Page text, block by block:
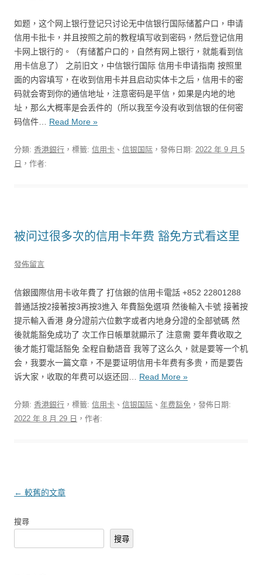
如题，这个网上银行登记只讨论无中信银行国际储蓄户口，申请
信用卡批卡，并且按照之前的教程填写收到密码，然后登记信用
卡网上银行的。（有储蓄户口的，自然有网上银行，就能看到信
用卡信息了） 之前旧文，中信银行国际 信用卡申请指南 按照里
面的内容填写，在收到信用卡并且启动实体卡之后，信用卡的密
码就会寄到你的通信地址，注意密码是平信，如果是内地的地
址，那么大概率是会丢件的（所以我至今没有收到信银的任何密
码信件… Read More »
分類: 香港銀行 ，標籤: 信用卡 、 信银国际 ，發佈日期: 2022 年 9 月 5
日 ，作者:
被问过很多次的信用卡年费 豁免方式看这里
發佈留言
信銀國際信用卡收年費了 打信銀的信用卡電話 +852 22801288
普通話按2接著按3再按3進入 年費豁免選項 然後輸入卡號 接著按
提示輸入香港 身分證前六位數字或者内地身分證的全部號碼 然
後就能豁免成功了 次工作日帳單就顯示了 注意需 要年費收取之
後才能打電話豁免 全程自動語音 我等了这么久，就是要等一个机
会，我要水一篇文章，不是要证明信用卡年费有多贵，而是要告
诉大家，收取的年费可以返还回… Read More »
分類: 香港銀行 ，標籤: 信用卡 、 信银国际 、 年费豁免 ，發佈日期:
2022 年 8 月 29 日 ，作者:
文章導覽
← 較舊的文章
搜尋
搜尋